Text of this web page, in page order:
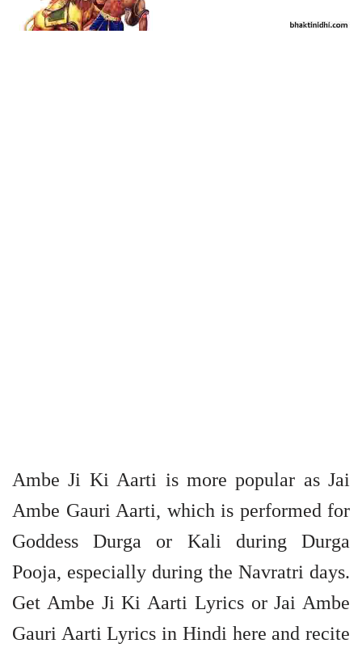
Ambe Ji Ki Aarti is more popular as Jai
Ambe Gauri Aarti, which is performed for
Goddess Durga or Kali during Durga
Pooja, especially during the Navratri days.
Get Ambe Ji Ki Aarti Lyrics or Jai Ambe
Gauri Aarti Lyrics in Hindi here and recite